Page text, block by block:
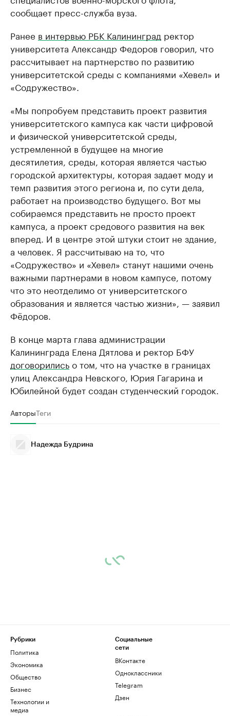
сообщает пресс-служба вуза.
Ранее в интервью РБК Калининград ректор
университета Александр Федоров говорил, что
рассчитывает на партнерство по развитию
университетской среды с компаниями «Хевел» и
«Содружество».
«Мы попробуем представить проект развития
университетского кампуса как части цифровой
и физической университетской среды,
устремленной в будущее на многие
десятилетия, среды, которая является частью
городской архитектуры, которая задает моду и
темп развития этого региона и, по сути дела,
работает на производство будущего. Вот мы
собираемся представить не просто проект
кампуса, а проект средового развития на век
вперед. И в центре этой штуки стоит не здание,
а человек. Я рассчитываю на то, что
«Содружество» и «Хевел» станут нашими очень
важными партнерами в новом кампусе, потому
что это неотделимо от университетского
образования и является частью жизни», — заявил
Фёдоров.
В конце марта глава администрации
Калининграда Елена Дятлова и ректор БФУ
договорилисьо том, что на участке в границах
улиц Александра Невского, Юрия Гагарина и
Юбилейной будет создан студенческий городок.
АвторыТеги
Надежда Будрина
Рубрики
Политика
Экономика
Общество
Бизнес
Технологии и
медиа
Социальные
сети
ВКонтакте
Одноклассники
Telegram
Дзен